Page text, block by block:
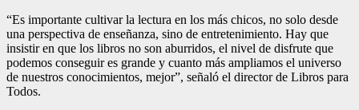
“Es importante cultivar la lectura en los más chicos, no solo desde
una perspectiva de enseñanza, sino de entretenimiento. Hay que
insistir en que los libros no son aburridos, el nivel de disfrute que
podemos conseguir es grande y cuanto más ampliamos el universo
de nuestros conocimientos, mejor”, señaló el director de Libros para
Todos.